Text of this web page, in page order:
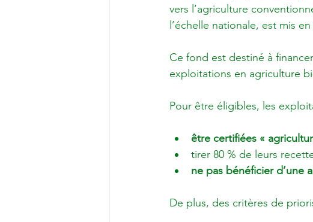
vers l’agriculture
l’échelle nationale, est mis
Ce fond est destiné à
exploitations en agriculture
être certifiées «
tirer 80 % de leurs
ne pas bénéficier d’une